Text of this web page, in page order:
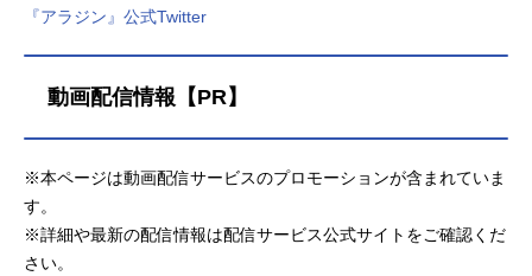
『アラジン』公式Twitter
動画配信情報【PR】
※本ページは動画配信サービスのプロモーションが含まれていま
す。
※詳細や最新の配信情報は配信サービス公式サイトをご確認くだ
さい。